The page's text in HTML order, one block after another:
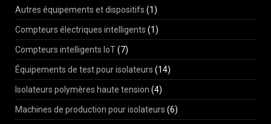
Autres équipements et dispositifs (1)
Compteurs électriques intelligents (1)
Compteurs intelligents IoT(7)
Équipements de test pour isolateurs (14)
Isolateurs polymères haute tension (4)
Machines de production pour isolateurs (6)